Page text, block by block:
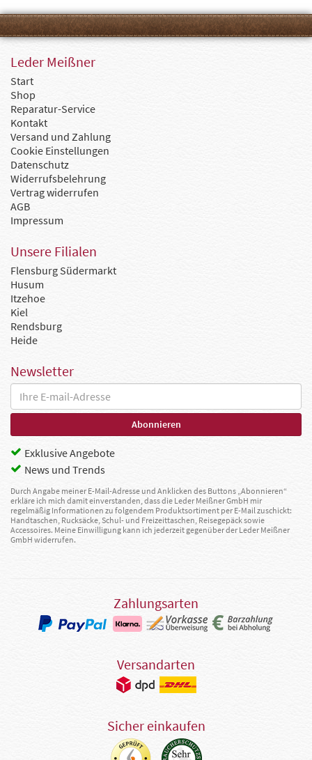
Leder Meißner
Start
Shop
Reparatur-Service
Kontakt
Versand und Zahlung
Cookie Einstellungen
Datenschutz
Widerrufsbelehrung
Vertrag widerrufen
AGB
Impressum
Unsere Filialen
Flensburg Südermarkt
Husum
Itzehoe
Kiel
Rendsburg
Heide
Newsletter
Exklusive Angebote
News und Trends
Durch Angabe meiner E-Mail-Adresse und Anklicken des Buttons „Abonnieren“
erkläre ich mich damit einverstanden, dass die Leder Meißner GmbH mir
regelmäßig Informationen zu folgendem Produktsortiment per E-Mail zuschickt:
Handtaschen, Rucksäcke, Schul- und Freizeittaschen, Reisegepäck sowie
Accessoires. Meine Einwilligung kann ich jederzeit gegenüber der Leder Meißner
GmbH widerrufen.
Zahlungsarten
Versandarten
Sicher einkaufen